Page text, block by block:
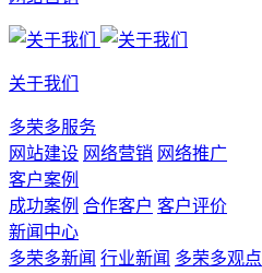
关于我们
多荣多服务
网站建设 网络营销 网络推广
客户案例
成功案例 合作客户 客户评价
新闻中心
多荣多新闻 行业新闻 多荣多观点